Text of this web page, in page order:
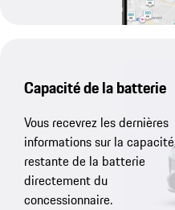
Capacité de la batterie
Vous recevrez les dernières
informations sur la capacité
restante de la batterie
directement du
concessionnaire.